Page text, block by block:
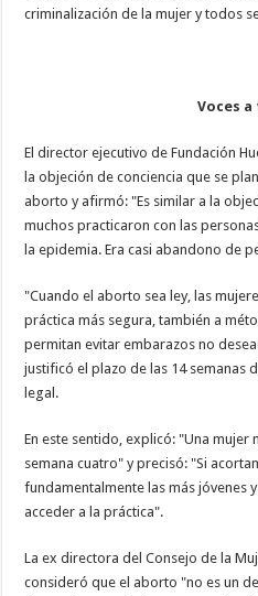
criminalización de la mujer y todos
Voces
El director ejecutivo de Fundación
la objeción de conciencia que se
aborto y afirmó: "Es similar a la
muchos practicaron con las
la epidemia. Era casi abandono de
"Cuando el aborto sea ley, las
práctica más segura, también a
permitan evitar embarazos no
justificó el plazo de las 14 semanas
legal.
En este sentido, explicó: "Una mujer
semana cuatro" y precisó: "Si
fundamentalmente las más jóvenes
acceder a la práctica".
La ex directora del Consejo de la
consideró que el aborto "no es un